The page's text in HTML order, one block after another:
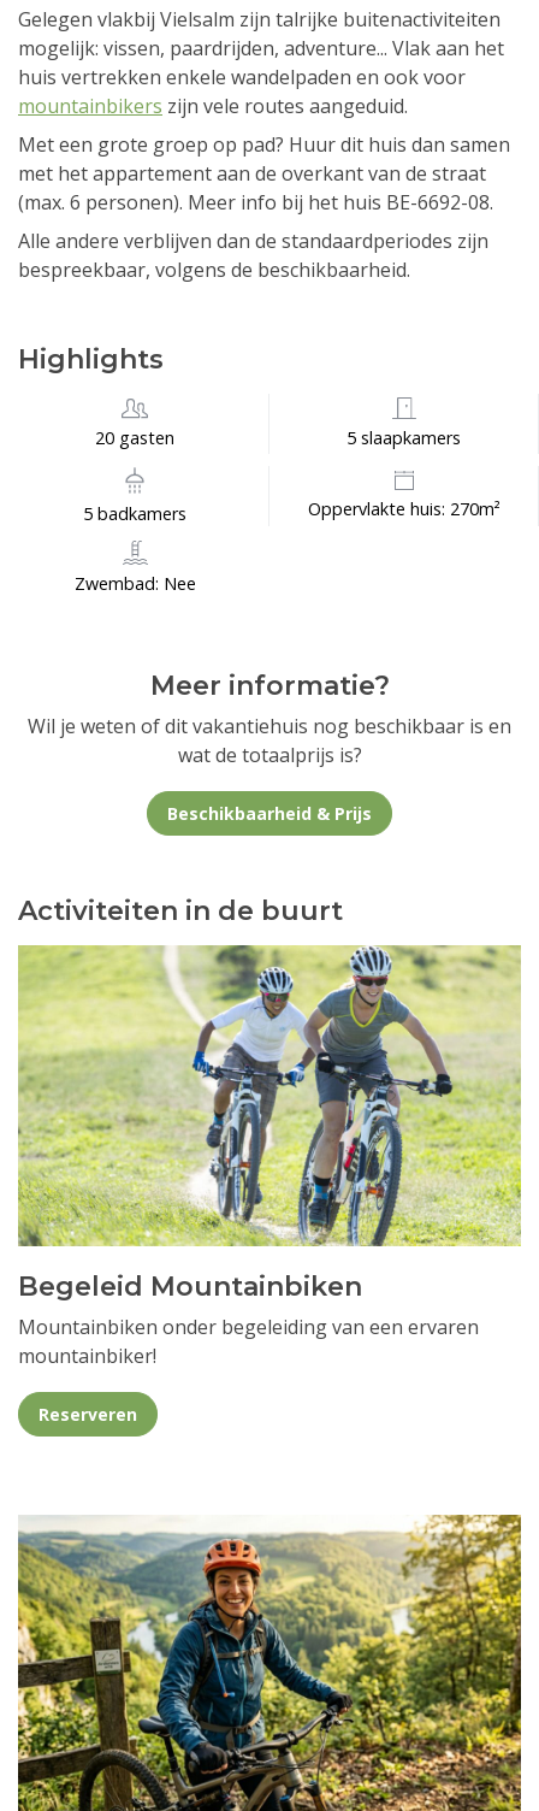
Gelegen vlakbij Vielsalm zijn talrijke buitenactiviteiten
mogelijk: vissen, paardrijden, adventure... Vlak aan het
huis vertrekken enkele wandelpaden en ook voor
mountainbikers zijn vele routes aangeduid.
Met een grote groep op pad? Huur dit huis dan samen
met het appartement aan de overkant van de straat
(max. 6 personen). Meer info bij het huis BE-6692-08.
Alle andere verblijven dan de standaardperiodes zijn
bespreekbaar, volgens de beschikbaarheid.
Highlights
20 gasten 5 slaapkamers
5 badkamers Oppervlakte huis: 270m²
Zwembad: Nee
Meer informatie?
Wil je weten of dit vakantiehuis nog beschikbaar is en
wat de totaalprijs is?
Beschikbaarheid & Prijs
Activiteiten in de buurt
Begeleid Mountainbiken
Mountainbiken onder begeleiding van een ervaren
mountainbiker!
Reserveren